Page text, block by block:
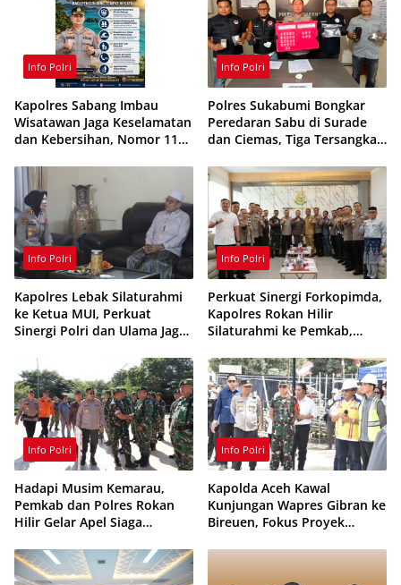
Info Polri
Kapolres Sabang Imbau
Wisatawan Jaga Keselamatan
dan Kebersihan, Nomor 110
Info Polri
Polres Sukabumi Bongkar
Peredaran Sabu di Surade
dan Ciemas, Tiga Tersangka
Info Polri
Kapolres Lebak Silaturahmi
ke Ketua MUI, Perkuat
Sinergi Polri dan Ulama Jaga
Info Polri
Perkuat Sinergi Forkopimda,
Kapolres Rokan Hilir
Silaturahmi ke Pemkab,
Info Polri
Hadapi Musim Kemarau,
Pemkab dan Polres Rokan
Hilir Gelar Apel Siaga
Sinergi Cegah Kebakaran
Info Polri
Kapolda Aceh Kawal
Kunjungan Wapres Gibran ke
Bireuen, Fokus Proyek